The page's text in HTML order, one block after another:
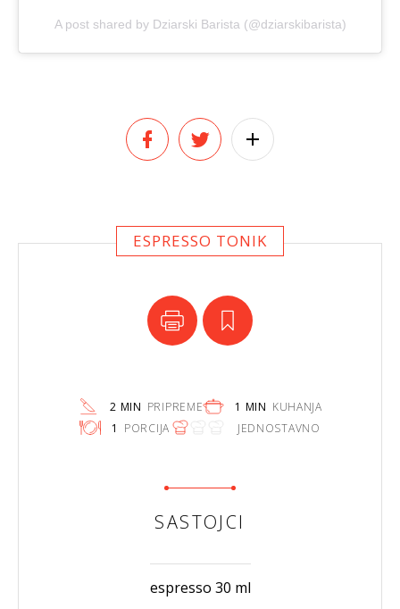
A post shared by Dziarski Barista (@dziarskibarista)
ESPRESSO TONIK
2 MIN PRIPREME 1 MIN KUHANJA
1
PORCIJA JEDNOSTAVNO
SASTOJCI
espresso 30 ml